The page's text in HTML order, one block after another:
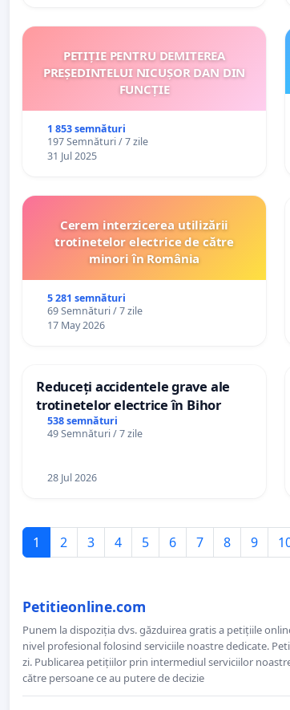
PETIȚIE PENTRU DEMITEREA
PREȘEDINTELUI NICUȘOR DAN DIN
FUNCȚIE
1 853 semnături
197 Semnături / 7 zile
31 Jul 2025
Cerem interzicerea utilizării
trotinetelor electrice de către
minori în România
5 281 semnături
69 Semnături / 7 zile
17 May 2026
Reduceți accidentele grave ale
trotinetelor electrice în Bihor
538 semnături
49 Semnături / 7 zile
28 Jul 2026
1 2 3 4 5 6 7 8 9
Petitieonline.com
Punem la dispoziția dvs. găzduirea gratis a petițiile
nivel profesional folosind serviciile noastre dedicate.
zi. Publicarea petițiilor prin intermediul serviciilor
către persoane ce au putere de decizie